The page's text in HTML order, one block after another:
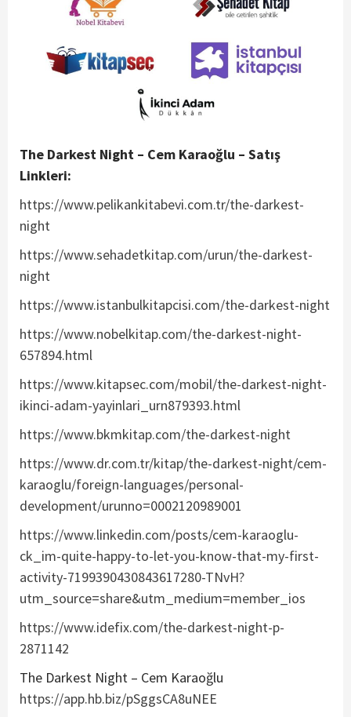
The Darkest Night – Cem Karaoğlu – Satış
Linkleri:
https://www.pelikankitabevi.com.tr/the-darkest-
night
https://www.sehadetkitap.com/urun/the-darkest-
night
https://www.istanbulkitapcisi.com/the-darkest-night
https://www.nobelkitap.com/the-darkest-night-
657894.html
https://www.kitapsec.com/mobil/the-darkest-night-
ikinci-adam-yayinlari_urn879393.html
https://www.bkmkitap.com/the-darkest-night
https://www.dr.com.tr/kitap/the-darkest-night/cem-
karaoglu/foreign-languages/personal-
development/urunno=0002120989001
https://www.linkedin.com/posts/cem-karaoglu-
ck_im-quite-happy-to-let-you-know-that-my-first-
activity-7199390430843617280-TNvH?
utm_source=share&utm_medium=member_ios
https://www.idefix.com/the-darkest-night-p-
2871142
The Darkest Night – Cem Karaoğlu
https://app.hb.biz/pSggsCA8uNEE